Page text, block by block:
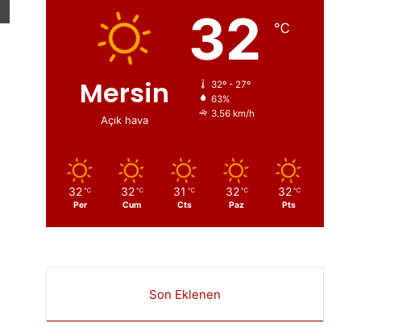
Mersin
Açık hava
32 ℃
32º - 27º
63%
3.56 km/h
32 ℃
Per
32 ℃
Cum
31 ℃
Cts
32 ℃
Paz
32 ℃
Pts
Son Eklenen